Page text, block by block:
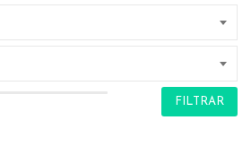
FILTRAR